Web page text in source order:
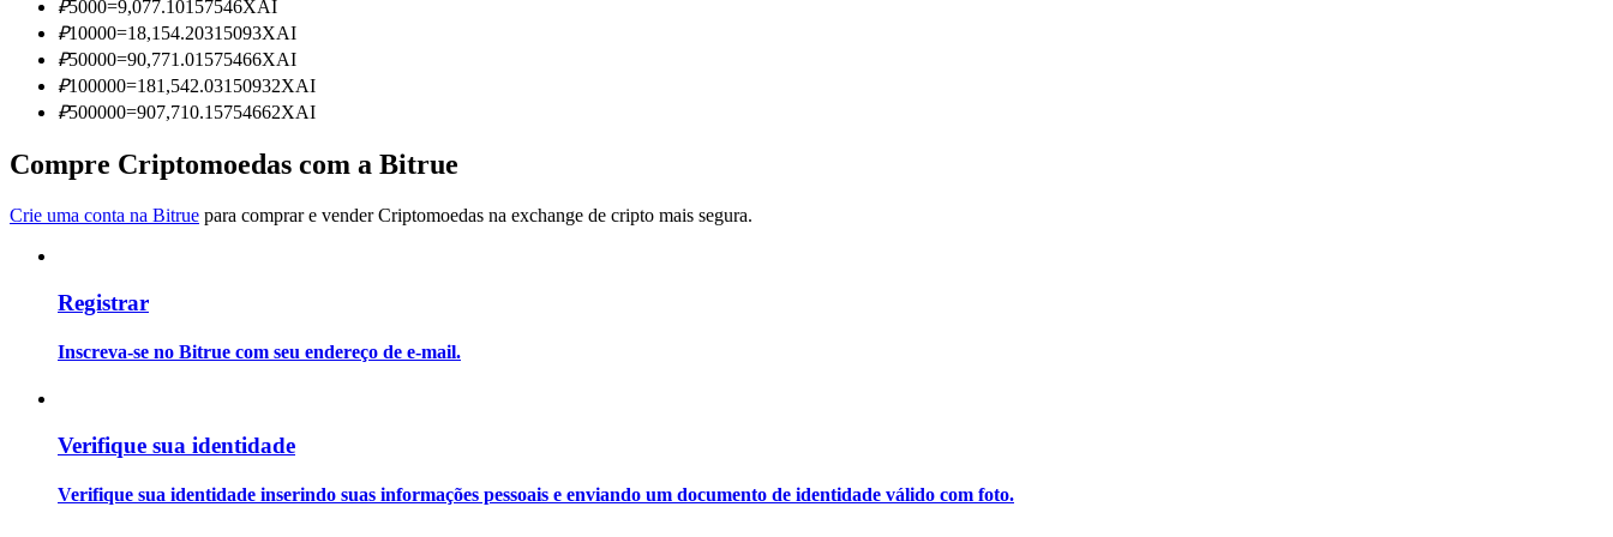
Torne-se um Trader de Cópias
Desfrute da partilha de lucros e comissões de copy trading
Informação
Análise de big data, incluindo informações comerciais, etc.
₽5000=9,077.10157546XAI
₽10000=18,154.20315093XAI
₽50000=90,771.01575466XAI
₽100000=181,542.03150932XAI
₽500000=907,710.15754662XAI
Compre Criptomoedas com a Bitrue
Crie uma conta na Bitrue para comprar e vender Criptomoedas na exchange de cripto mais segura.
Registrar
Inscreva-se no Bitrue com seu endereço de e-mail.
Verifique sua identidade
Verifique sua identidade inserindo suas informações pessoais e enviando um documento de identidade válido com foto.